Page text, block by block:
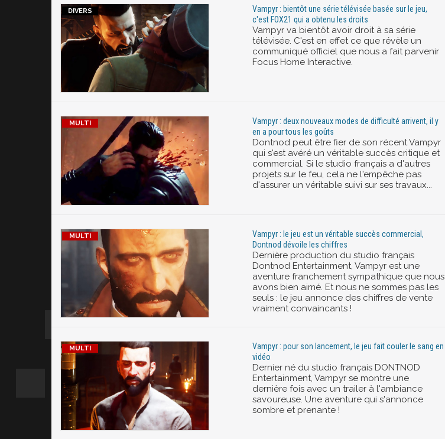
Vampyr : bientôt une série télévisée basée sur le jeu,
c'est FOX21 qui a obtenu les droits
Vampyr va bientôt avoir droit à sa série
télévisée. C'est en effet ce que révèle un
communiqué officiel que nous a fait parvenir
Focus Home Interactive.
Vampyr : deux nouveaux modes de difficulté arrivent, il y
en a pour tous les goûts
Dontnod peut être fier de son récent Vampyr
qui s'est avéré un véritable succès critique et
commercial. Si le studio français a d'autres
projets sur le feu, cela ne l'empêche pas
d'assurer un véritable suivi sur ses travaux...
Vampyr : le jeu est un véritable succès commercial,
Dontnod dévoile les chiffres
Dernière production du studio français
Dontnod Entertainment, Vampyr est une
aventure franchement sympathique que nous
avons bien aimé. Et nous ne sommes pas les
seuls : le jeu annonce des chiffres de vente
vraiment convaincants !
Vampyr : pour son lancement, le jeu fait couler le sang en
vidéo
Dernier né du studio français DONTNOD
Entertainment, Vampyr se montre une
dernière fois avec un trailer à l'ambiance
savoureuse. Une aventure qui s'annonce
sombre et prenante !